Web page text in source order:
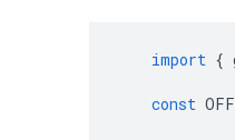
import {
const